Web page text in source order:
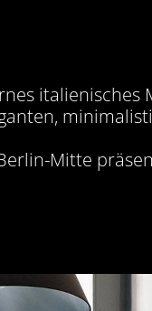
italienisches
Mitte